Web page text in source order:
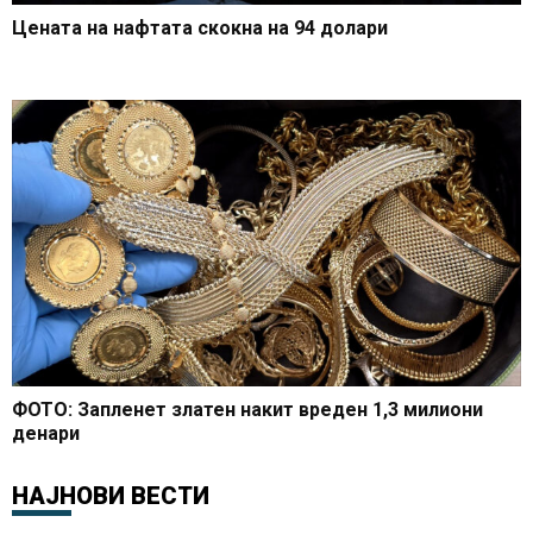
Цената на нафтата скокна на 94 долари
ФОТО: Запленет златен накит вреден 1,3 милиони
денари
НАЈНОВИ ВЕСТИ